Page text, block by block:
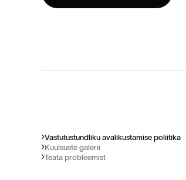
Vastutustundliku avalikustamise poliitika
Kuulsuste galerii
Teata probleemist